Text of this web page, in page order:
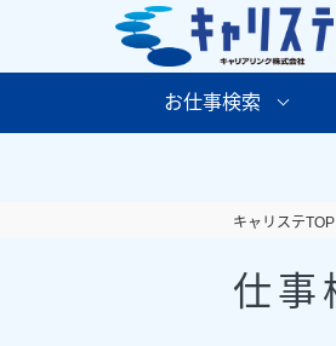
お仕事検索
キャリステTOP
仕事